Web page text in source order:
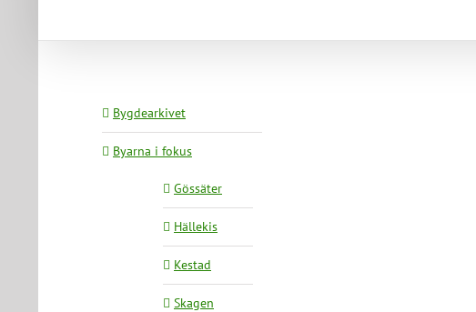
Bygdearkivet
Byarna i fokus
Gössäter
Hällekis
Kestad
Skagen